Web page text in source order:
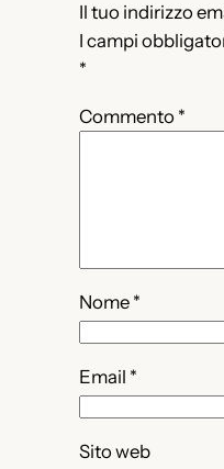
Il tuo indirizzo
I campi
*
Commento *
Nome *
Email *
Sito web